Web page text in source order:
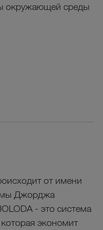
окружающей среды
от имени
Джорджа
- это система
экономит